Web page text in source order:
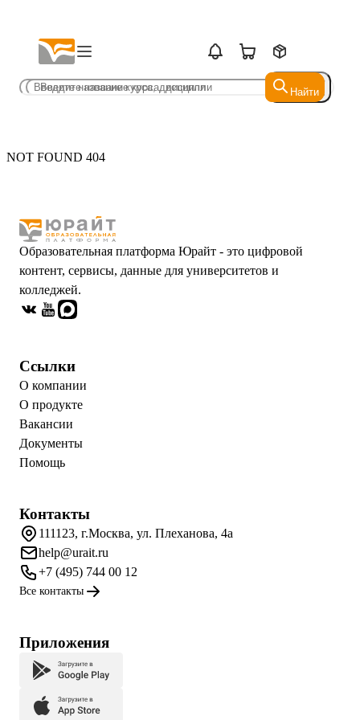
Найти
Найти
NOT FOUND 404
Образовательная платформа Юрайт - это цифровой
контент, сервисы, данные для университетов и
колледжей.
Ссылки
О компании
О продукте
Вакансии
Документы
Помощь
Контакты
111123, г.Москва, ул. Плеханова, 4а
help@urait.ru
+7 (495) 744 00 12
Все контакты
Приложения